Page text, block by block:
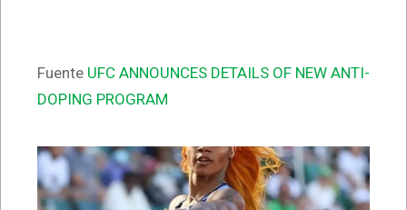
Fuente UFC ANNOUNCES DETAILS OF NEW ANTI-
DOPING PROGRAM